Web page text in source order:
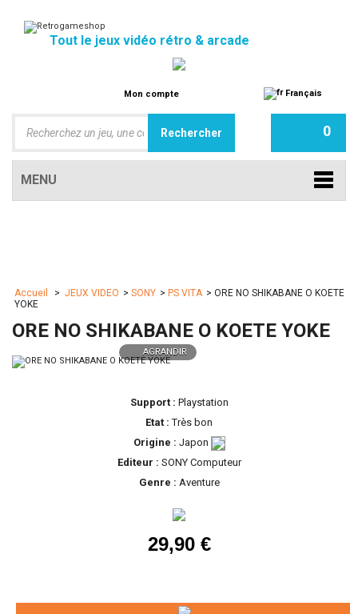
Tout le jeux vidéo rétro & arcade
Mon compte Français
0
MENU
Accueil > JEUX VIDEO > SONY > PS VITA > ORE NO SHIKABANE O KOETE
YOKE
ORE NO SHIKABANE O KOETE YOKE
AGRANDIR
Support : Playstation
Etat :Très bon
Origine : Japon
Editeur : SONY Computeur
Genre : Aventure
29,90 €